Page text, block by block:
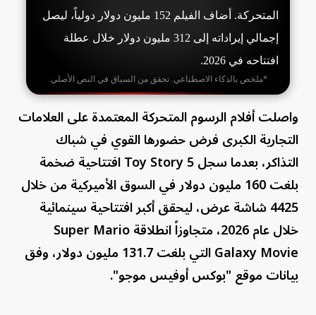
المتحركة. أضاف الفيلم 152 مليون دولار دولياً، ليصل
إجمالي إيراداته إلى 312 مليون دولار خلال عطلة
افتتاحه في 2026.
*ملخص بالذكاء الاصطناعي. تحقق من السياق في النص الأصلي.
واصلت أفلام الرسوم المتحركة المعتمدة على العلامات
التجارية الكبرى فرض حضورها القوي في شباك
التذاكر، بعدما سجل Toy Story 5 افتتاحية ضخمة
بلغت 160 مليون دولار في السوق الأميركية من خلال
4425 شاشة عرض، ليحقق أكبر افتتاحية سينمائية
خلال عام 2026، متجاوزاً انطلاقة Super Mario
Galaxy Movie التي بلغت 131.7 مليون دولار، وفق
بيانات موقع "بوكس أوفيس موجو".